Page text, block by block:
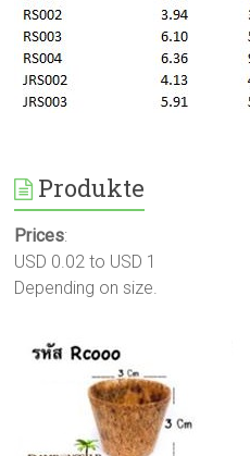
Produkte
Prices:
USD 0.02 to USD 1
Depending on size.